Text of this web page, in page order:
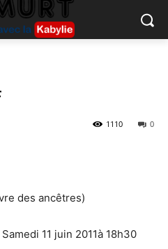
0
1110
des ancêtres)
11 juin 2011à 18h30